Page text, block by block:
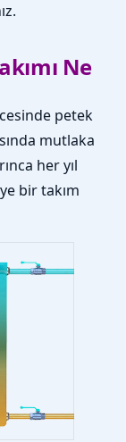
Ne
petek
mutlaka
her yıl
bir takım